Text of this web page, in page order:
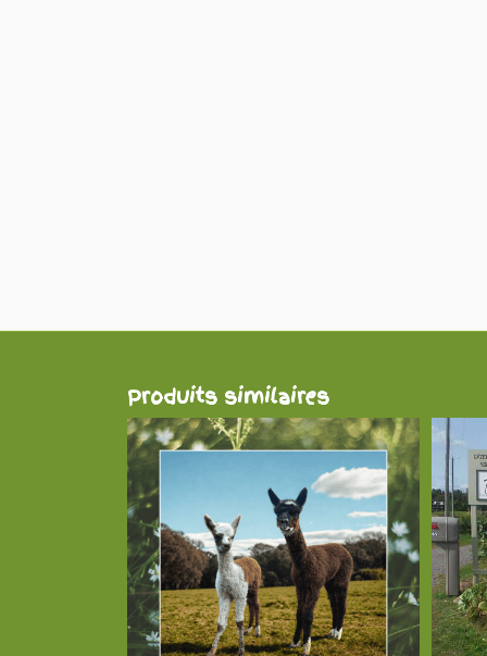
Produits similaires